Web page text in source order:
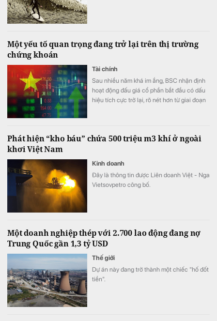
Một yếu tố quan trọng đang trở lại trên thị trường
chứng khoán
Tài chính
Sau nhiều năm khá im ắng, BSC nhận định
hoạt động đấu giá cổ phần bắt đầu có dấu
hiệu tích cực trở lại, rõ nét hơn từ giai đoạn
Phát hiện “kho báu” chứa 500 triệu m3 khí ở ngoài
khơi Việt Nam
Kinh doanh
Đây là thông tin được Liên doanh Việt - Nga
Vietsovpetro công bố.
Một doanh nghiệp thép với 2.700 lao động đang nợ
Trung Quốc gần 1,3 tỷ USD
Thế giới
Dự án này đang trở thành một chiếc "hố đốt
tiền".